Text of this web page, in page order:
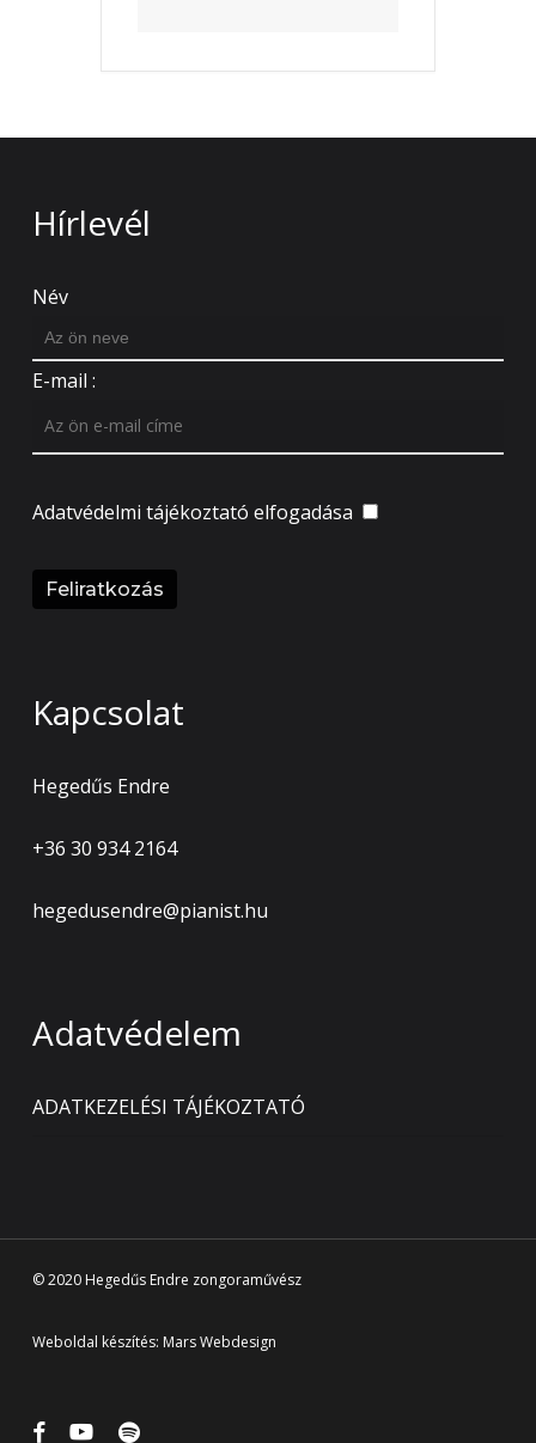
Hírlevél
Név
E-mail :
Adatvédelmi tájékoztató elfogadása
Kapcsolat
Hegedűs Endre
+36 30 934 2164
hegedusendre@pianist.hu
Adatvédelem
ADATKEZELÉSI TÁJÉKOZTATÓ
© 2020 Hegedűs Endre zongoraművész
Weboldal készítés: Mars Webdesign
facebookyoutubespotify